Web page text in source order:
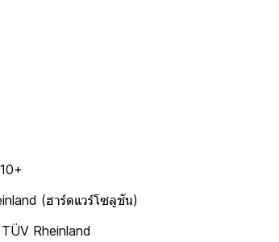
(ฮาร์ดแวร์โซลูชัน)
Rheinland